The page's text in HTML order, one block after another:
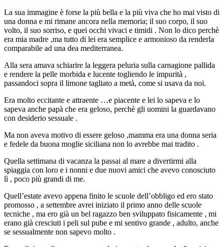
La sua immagine è forse la più bella e la più viva che ho mai visto di
una donna e mi rimane ancora nella memoria; il suo corpo, il suo
volto, il suo sorriso, e quei occhi vivaci e timidi . Non lo dico perchè
era mia madre ,ma tutto di lei era semplice e armonioso da renderla
comparabile ad una dea mediterranea.
Alla sera amava schiarire la leggera peluria sulla carnagione pallida
e rendere la pelle morbida e lucente togliendo le impurità ,
passandoci sopra il limone tagliato a metà, come si usava da noi.
Era molto eccitante e attraente …e piacente e lei lo sapeva e lo
sapeva anche papà che era geloso, perchè gli uomini la guardavano
con desiderio sessuale .
Ma non aveva motivo di essere geloso ,mamma era una donna seria
e fedele da buona moglie siciliana non lo avrebbe mai tradito .
Quella settimana di vacanza la passai al mare a divertirmi alla
spiaggia con loro e i nonni e due nuovi amici che avevo conosciuto
lì , poco più grandi di me.
Quell’estate avevo appena finito le scuole dell’obbligo ed ero stato
promosso , a settembre avrei iniziato il primo anno delle scuole
tecniche , ma ero già un bel ragazzo ben sviluppato fisicamente , mi
erano già cresciuti i peli sul pube e mi sentivo grande , adulto, anche
se sessualmente non sapevo molto .